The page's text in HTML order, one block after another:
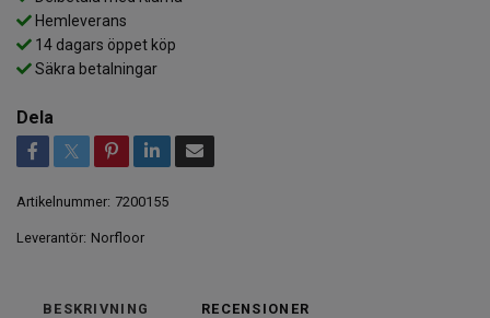
Hemleverans
14 dagars öppet köp
Säkra betalningar
Dela
Artikelnummer: 7200155
Leverantör: Norfloor
BESKRIVNING RECENSIONER